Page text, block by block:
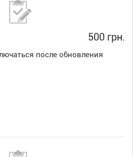
500 грн.
после обновления